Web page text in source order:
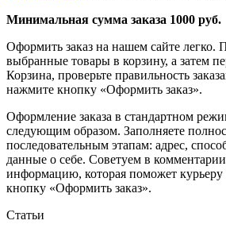
Минимальная сумма заказа 1000 руб.
Оформить заказ на нашем сайте легко.
выбранные товары в корзину, а затем
Корзина, проверьте правильность
нажмите кнопку «Оформить заказ».
Оформление заказа в стандартном
следующим образом. Заполняете
последовательным этапам: адрес,
данные о себе. Советуем в комментарии
информацию, которая поможет
кнопку «Оформить заказ».
Статьи